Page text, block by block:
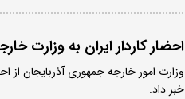
احضار کاردار ایران به وزارت
وزارت امور خارجه جمهوری آذربایجان از
خبر داد.